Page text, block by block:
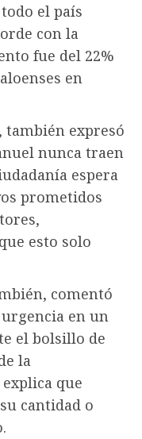
el país
con la
fue del 22%
en
también expresó
nunca traen
espera
prometidos
esto solo
comentó
en un
el bolsillo de
la
que
cantidad o